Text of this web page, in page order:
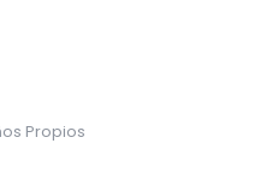
Propios